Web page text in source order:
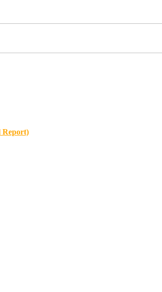
Report)